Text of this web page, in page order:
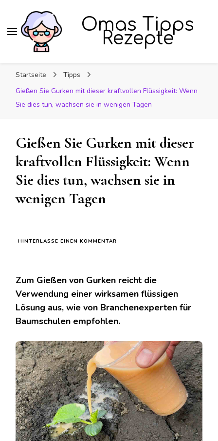
Omas Tipps
Rezepte
Startseite
Tipps
Gießen Sie Gurken mit dieser kraftvollen Flüssigkeit: Wenn
Sie dies tun, wachsen sie in wenigen Tagen
Gießen Sie Gurken mit dieser
kraftvollen Flüssigkeit: Wenn
Sie dies tun, wachsen sie in
wenigen Tagen
HINTERLASSE EINEN KOMMENTAR
IESER K
RAFTVOLLEN F
ENN S
IE D
ACHSEN S
IE I
N W
ENIGEN T
AGEN
Zum Gießen von Gurken reicht die
Verwendung einer wirksamen flüssigen
Lösung aus, wie von Branchenexperten für
Baumschulen empfohlen.